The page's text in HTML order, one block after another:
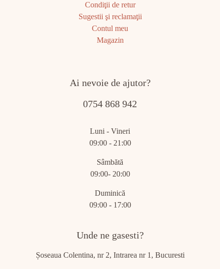
Condiţii de retur
Sugestii şi reclamaţii
Contul meu
Magazin
Ai nevoie de ajutor?
0754 868 942
Luni - Vineri
09:00 - 21:00
Sâmbătă
09:00- 20:00
Duminică
09:00 - 17:00
Unde ne gasesti?
Șoseaua Colentina, nr 2, Intrarea nr 1, Bucuresti